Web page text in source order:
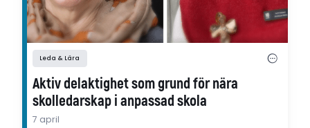
Leda & Lära
Aktiv delaktighet som grund för nära
skolledarskap i anpassad skola
7 april